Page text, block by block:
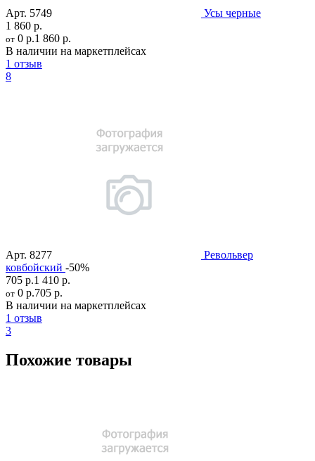
Арт. 5749
Усы черные
1 860 р.
от 0 р.1 860 р.
В наличии на маркетплейсах
1 отзыв
8
Арт. 8277
Револьвер
ковбойский -50%
705 р.1 410 р.
от 0 р.705 р.
В наличии на маркетплейсах
1 отзыв
3
Похожие товары